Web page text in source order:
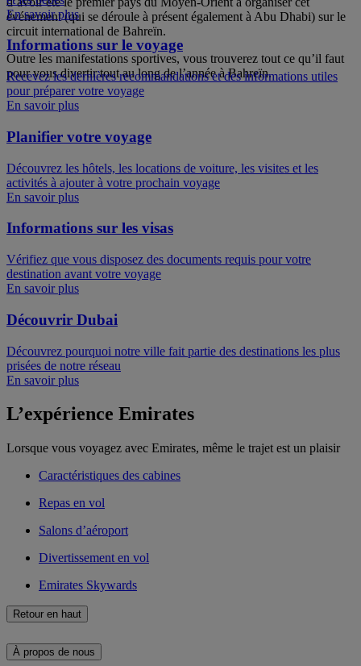
événement (qui se déroule à présent également à Abu Dhabi) sur le
circuit international de Bahreïn.
Outre les manifestations sportives, vous trouverez tout ce qu’il faut
pour vous divertir tout au long de l’année à Bahreïn.
En savoir plus
Informations sur le voyage
Recevez les dernières recommandations et des informations utiles
pour préparer votre voyage
En savoir plus
Planifier votre voyage
Découvrez les hôtels, les locations de voiture, les visites et les
activités à ajouter à votre prochain voyage
En savoir plus
Informations sur les visas
Vérifiez que vous disposez des documents requis pour votre
destination avant votre voyage
En savoir plus
Découvrir Dubai
Découvrez pourquoi notre ville fait partie des destinations les plus
prisées de notre réseau
En savoir plus
L’expérience Emirates
Lorsque vous voyagez avec Emirates, même le trajet est un plaisir
Caractéristiques des cabines
Repas en vol
Salons d’aéroport
Divertissement en vol
Emirates Skywards
Retour en haut
À propos de nous